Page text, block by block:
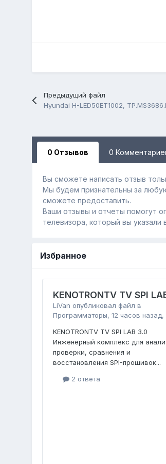
Предыдущий файл
0 Отзывов 0
Вы сможете написать отзыв
Мы будем признательны за
сможете предоставить.
Ваши отзывы и отчеты помогут
телевизора, который вы
Избранное
KENOTRONTV TV SPI
LiVan опубликовал файл в
Программаторы,12 часов назад,
KENOTRONTV TV SPI LAB 3.0
Инженерный комплекс для
проверки, сравнения и
восстановления SPI-прошивок...
2 ответа